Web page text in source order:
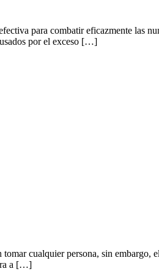
para combatir eficazmente las
por el exceso […]
cualquier persona, sin embargo,
a […]